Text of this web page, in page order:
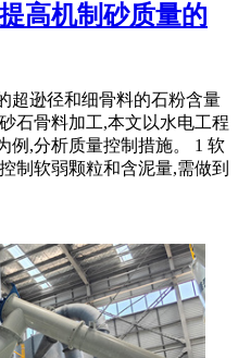
高机制砂质量的
超逊径和细骨料的石粉含量
石骨料加工,本文以水电工程
例,分析质量控制措施。 1 软
制软弱颗粒和含泥量,需做到